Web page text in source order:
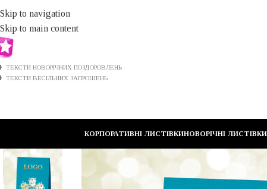
Skip to navigation
Skip to main content
ТЕКСТИ НОВОРІЧНИХ ПОЗДОРОВЛЕНЬ
ТЕКСТИ ВЕСІЛЬНИХ ЗАПРОШЕНЬ
КОРПОРАТИВНІ ЛИСТІВКИНОВОРІЧНІ ЛИСТІВКИ